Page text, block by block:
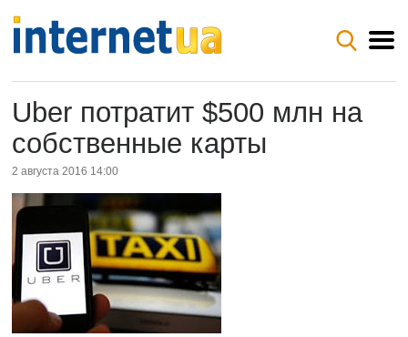
Uber потратит $500 млн на
собственные карты
2 августа 2016 14:00